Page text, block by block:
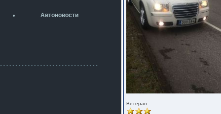
А здесь уже кладбищенская тишина...
Автоновости
Ветеран